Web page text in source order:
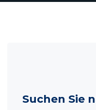
Suchen Sie